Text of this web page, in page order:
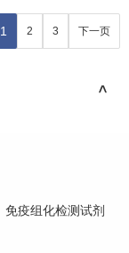
1 2 3 下一页
>
免疫组化检测试剂